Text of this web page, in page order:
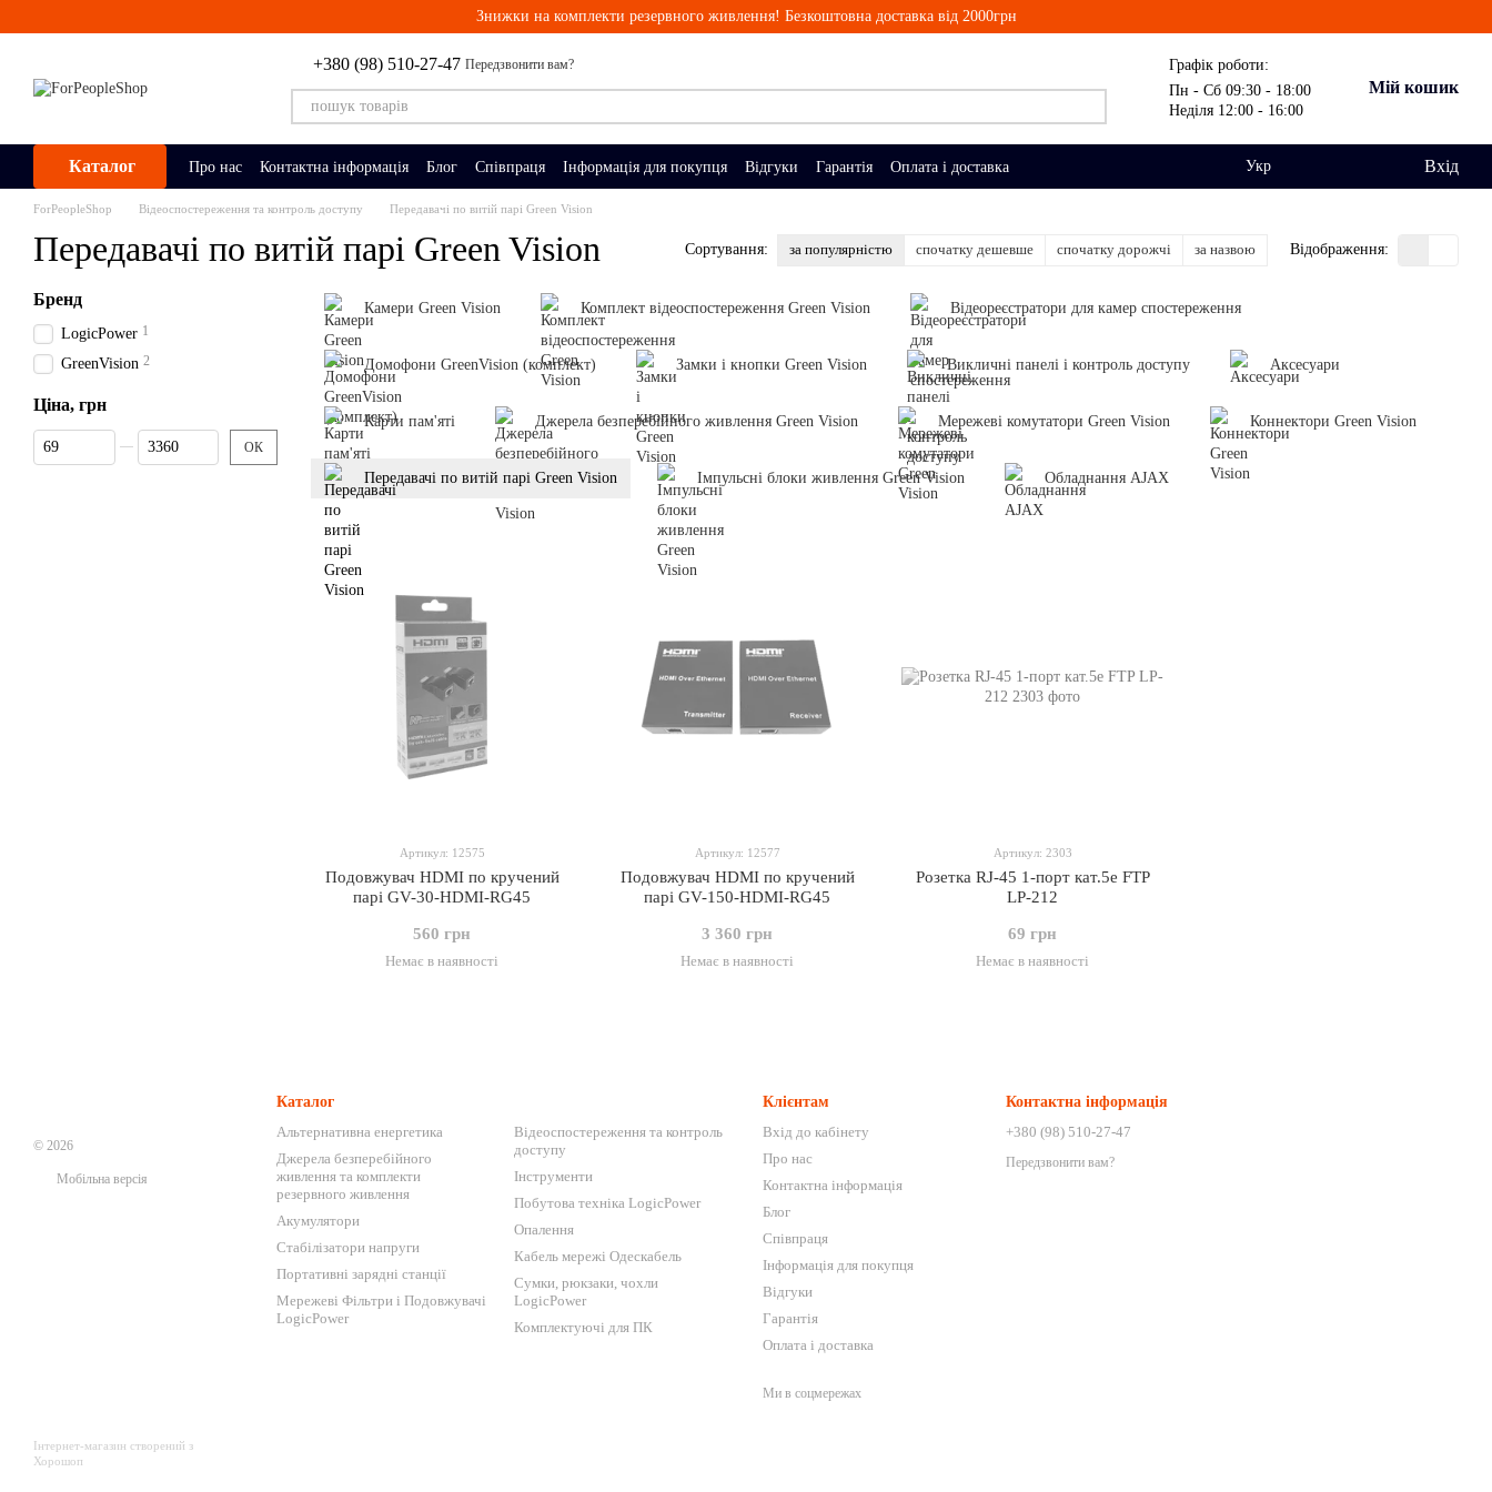
Знижки на комплекти резервного живлення! Безкоштовна доставка від 2000грн
+380 (98) 510-27-47 Передзвонити вам?
Графік роботи:
Пн - Сб 09:30 - 18:00
Неділя 12:00 - 16:00
Мій кошик
Каталог Про нас Контактна інформація Блог Співпраця Інформація для покупця Відгуки Гарантія Оплата і доставка Укр Вхід
ForPeopleShop Відеоспостереження та контроль доступу Передавачі по витій парі Green Vision
Передавачі по витій парі Green Vision Сортування: за популярністю спочатку дешевше спочатку дорожчі за назвою Відображення:
Камери Green Vision Комплект відеоспостереження Green Vision Відеореєстратори для камер спостереження
Домофони GreenVision (комплект) Замки і кнопки Green Vision Викличні панелі і контроль доступу Аксесуари
Карти пам'яті Джерела безперебійного живлення Green Vision Мережеві комутатори Green Vision Коннектори Green Vision
Передавачі по витій парі Green Vision Імпульсні блоки живлення Green Vision Обладнання AJAX
Артикул: 12575
Подовжувач HDMI по кручений
парі GV-30-HDMI-RG45
560 грн
Немає в наявності
Артикул: 12577
Подовжувач HDMI по кручений
парі GV-150-HDMI-RG45
3 360 грн
Немає в наявності
Артикул: 2303
Розетка RJ-45 1-порт кат.5е FTP
LP-212
69 грн
Немає в наявності
Бренд
LogicPower 1
GreenVision 2
Ціна, грн
Від Ціна, грн
До Ціна, грн
ОК
© 2026
Мобільна версія
Інтернет-магазин створений з
Хорошоп
Каталог
Альтернативна енергетика
Джерела безперебійного
живлення та комплекти
резервного живлення
Акумулятори
Стабілізатори напруги
Портативні зарядні станції
Мережеві Фільтри і Подовжувачі
LogicPower
Відеоспостереження та контроль
доступу
Інструменти
Побутова техніка LogicPower
Опалення
Кабель мережі Одескабель
Сумки, рюкзаки, чохли
LogicPower
Комплектуючі для ПК
Клієнтам
Вхід до кабінету
Про нас
Контактна інформація
Блог
Співпраця
Інформація для покупця
Відгуки
Гарантія
Оплата і доставка
Ми в соцмережах
Контактна інформація
+380 (98) 510-27-47
Передзвонити вам?